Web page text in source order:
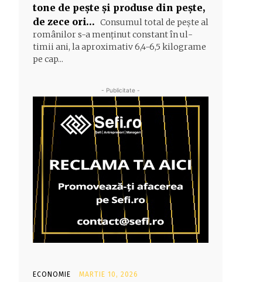
tone de peşte şi produse din peşte,
de zece ori… Consumul total de peşte al
ro­mâ­nilor s-a menţinut constant în ul­
timii ani, la aproximativ 6,4-6,5 ki­lograme
pe cap...
- Publicitate -
ECONOMIE MARTIE 10, 2026